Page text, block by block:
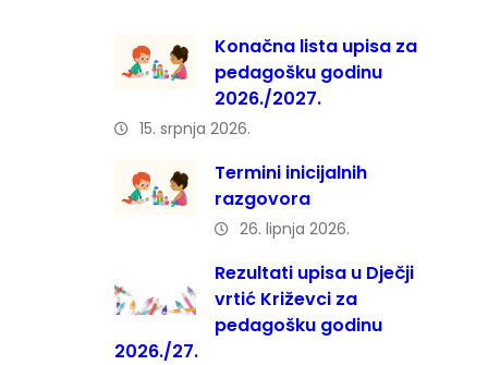
Konačna lista upisa za
pedagošku godinu
2026./2027.
15. srpnja 2026.
Termini inicijalnih
razgovora
26. lipnja 2026.
Rezultati upisa u Dječji
vrtić Križevci za
pedagošku godinu
2026./27.